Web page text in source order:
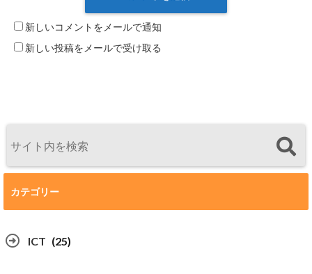
新しいコメントをメールで通知
新しい投稿をメールで受け取る
カテゴリー
ICT (25)